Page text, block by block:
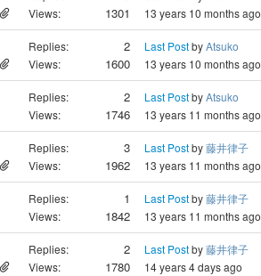
Views: 1301
13 years 10 months ago
Replies: 2
Views: 1600
Last PostbyAtsuko
13 years 10 months ago
Replies: 2
Views: 1746
Last PostbyAtsuko
13 years 11 months ago
Replies: 3
Views: 1962
Last Postby藤井律子
13 years 11 months ago
Replies: 1
Views: 1842
Last Postby藤井律子
13 years 11 months ago
Replies: 2
Views: 1780
Last Postby藤井律子
14 years 4 days ago